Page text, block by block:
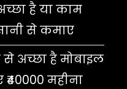
है या काम
से कमाए
अच्छा है मोबाइल
महीना